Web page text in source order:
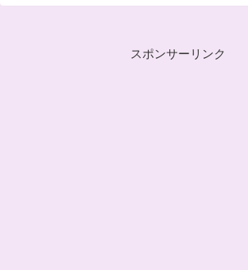
スポンサーリンク